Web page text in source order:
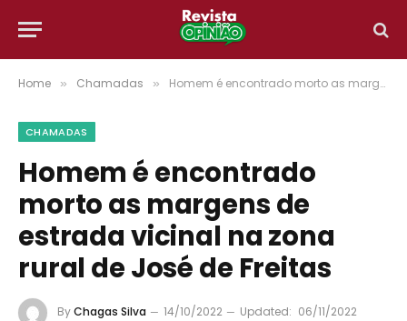
Home » Chamadas » Homem é encontrado morto as margens de estrada vicinal na zona rural de José de Freitas
CHAMADAS
Homem é encontrado
morto as margens de
estrada vicinal na zona
rural de José de Freitas
ByChagas Silva 14/10/2022 Updated: 06/11/2022